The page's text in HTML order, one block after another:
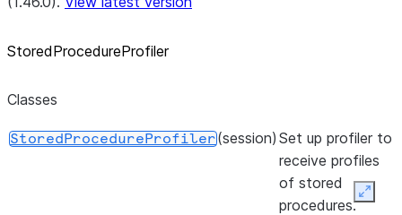
StoredProcedureProfiler
Classes
StoredProcedureProfiler(session) Set up profiler to
receive profiles
of stored
procedures.